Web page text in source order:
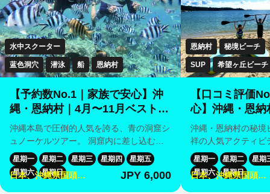
蓝色洞穴 潜泳 船 恩納村
水中スクーター
【予約数No.1｜家族で安心】沖
縄・恩納村｜4月〜11月ベストシ
ーズン 青の洞窟ボートシュノー
ケル｜高確率で青の洞窟へご案
内｜初心者参加率90%以上｜餌
付け体験・写真＆タオル無料
沖縄本島で圧倒的人気を誇る、青の洞窟シ
ュノーケルツアー。 洞窟内に差し込む太
陽の光が、海底の白砂に反射し、 水面一
面が幻想的な“青”に輝く奇跡の空間。 時間
や光の角度によって変化する青色は、 そ
の日、その瞬間にしか見られない特別な景
星期一 星期二 星期三 星期四
星期五
星期六
星期日
日本、沖縄県国頭郡
JPY 6,000
SUP 希望ヶ丘ビーチ
恩納村 秘境ビーチ
【口コミ評価
心】沖縄・恩
ストシーズン
丘ビーチ・名
初心者参加率
OK（温水・冷
タオル無料）
沖縄・恩納村の秘境
祥の人気アクティビ
プ）」を体験してみませ
境SUPプランは、 ・透明度抜群のエメラ
ルドグリーンの海
境ビーチ ・高級リ
星期一 星期二
星期
星期六
星期日
日本、沖縄県国頭郡